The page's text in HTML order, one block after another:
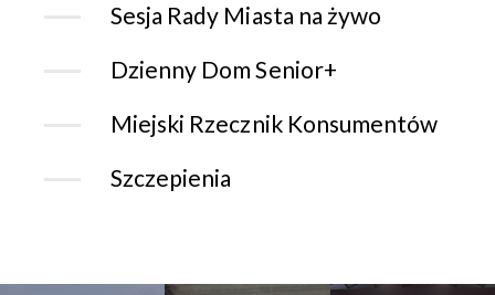
Sesja Rady Miasta na żywo
Dzienny Dom Senior+
Miejski Rzecznik Konsumentów
Szczepienia